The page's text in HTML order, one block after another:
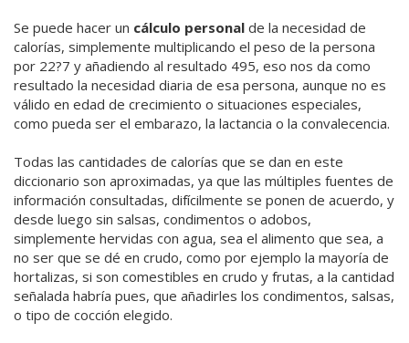
Se puede hacer un cálculo personal de la necesidad de
calorías, simplemente multiplicando el peso de la persona
por 22?7 y añadiendo al resultado 495, eso nos da como
resultado la necesidad diaria de esa persona, aunque no es
válido en edad de crecimiento o situaciones especiales,
como pueda ser el embarazo, la lactancia o la convalecencia.
Todas las cantidades de calorías que se dan en este
diccionario son aproximadas, ya que las múltiples fuentes de
información consultadas, difícilmente se ponen de acuerdo, y
desde luego sin salsas, condimentos o adobos,
simplemente hervidas con agua, sea el alimento que sea, a
no ser que se dé en crudo, como por ejemplo la mayoría de
hortalizas, si son comestibles en crudo y frutas, a la cantidad
señalada habría pues, que añadirles los condimentos, salsas,
o tipo de cocción elegido.